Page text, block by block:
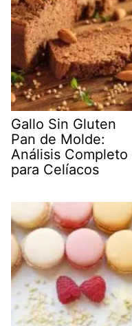
Gallo Sin Gluten
Pan de Molde:
Análisis Completo
para Celíacos